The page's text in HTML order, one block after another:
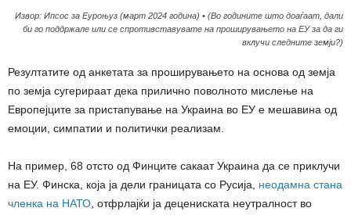
Извор: Ипсос за Еуроњуз (март 2024 година) • (Во годините што доаѓаат, дали
би го поддржале или се спротивставувате на проширувањето на ЕУ за да ги
вклучи следните земји?)
Резултатите од анкетата за проширувањето на основа од земја
по земја сугерираат дека прилично поволното мислење на
Европејците за пристапување на Украина во ЕУ е мешавина од
емоции, симпатии и политички реализам.
На пример, 68 отсто од Финците сакаат Украина да се приклучи
на ЕУ. Финска, која ја дели границата со Русија, неодамна стана
членка на НАТО , отфрлајќи ја децениската неутралност во